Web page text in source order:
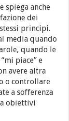
spiega anche
dei
principi.
media quando
quando le
piace” e
avere altra
o controllare
a sofferenza
obiettivi